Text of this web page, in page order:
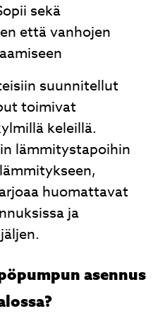
sekä
että vanhojen
suunnitellut
toimivat
keleillä.
lämmitystapoihin
huomattavat
ja
asennus